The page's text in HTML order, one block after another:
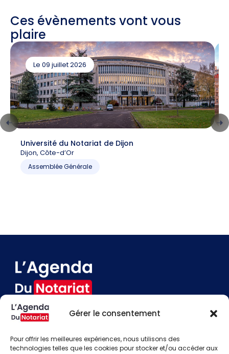
Gérer le consentement
Pour offrir les meilleures expériences, nous utilisons des
technologies telles que les cookies pour stocker et/ou accéder aux
Ces évènements vont vous
plaire
Le 09 juillet 2026
Université du Notariat de Dijon
Dijon, Côte-d’Or
Assemblée Générale
Contact
Besoin d'aide